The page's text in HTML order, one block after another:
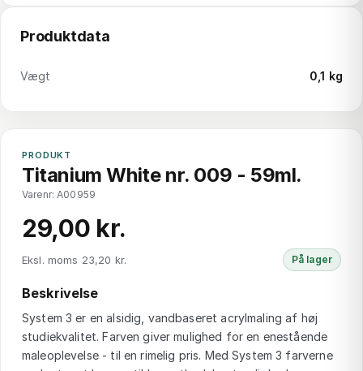
Produktdata
Vægt 0,1 kg
PRODUKT
Titanium White nr. 009 - 59ml.
Varenr: A00959
29,00 kr.
Eksl. moms 23,20 kr. På lager
Beskrivelse
System 3 er en alsidig, vandbaseret acrylmaling af høj
studiekvalitet. Farven giver mulighed for en enestående
maleoplevelse - til en rimelig pris. Med System 3 farverne